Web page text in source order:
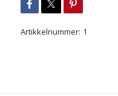
Artikkelnummer: 1